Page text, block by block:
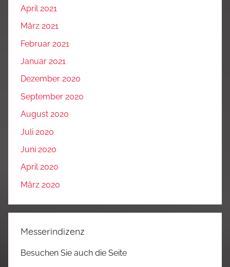
April 2021
März 2021
Februar 2021
Januar 2021
Dezember 2020
September 2020
August 2020
Juli 2020
Juni 2020
April 2020
März 2020
Messerindizenz
Besuchen Sie auch die Seite